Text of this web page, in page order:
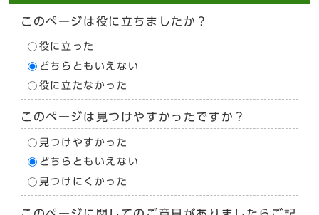
このページは役に立ちましたか？
役に立った
どちらともいえない
役に立たなかった
このページは見つけやすかったですか？
見つけやすかった
どちらともいえない
見つけにくかった